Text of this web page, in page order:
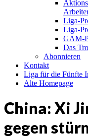
Liga-
Liga-
GAM-
Das
Abonnieren
Kontakt
Liga für die Fünfte
Alte Homepage
China: Xi
gegen